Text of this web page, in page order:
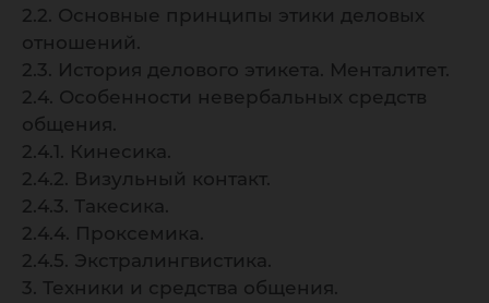
2.2. Основные принципы этики деловых
отношений.
2.3. История делового этикета. Менталитет.
2.4. Особенности невербальных средств
общения.
2.4.1. Кинесика.
2.4.2. Визульный контакт.
2.4.3. Такесика.
2.4.4. Проксемика.
2.4.5. Экстралингвистика.
3. Техники и средства общения.